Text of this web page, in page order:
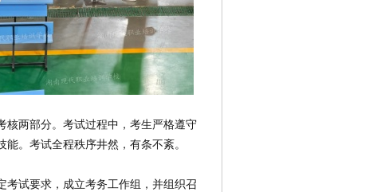
核两部分。考试过程中，考生严格遵守
。考试全程秩序井然，有条不紊。
考试要求，成立考务工作组，并组织召